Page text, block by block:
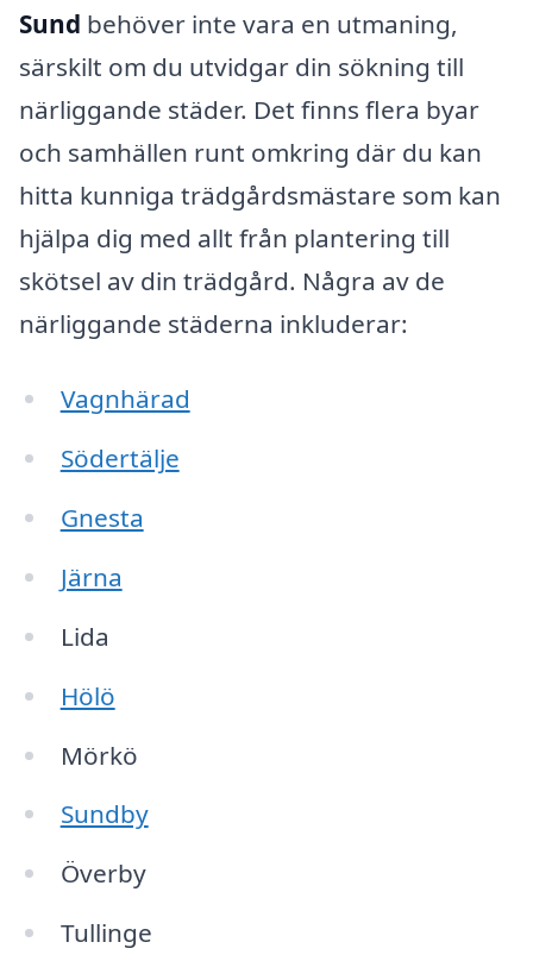
Sund behöver inte vara en utmaning,
särskilt om du utvidgar din sökning till
närliggande städer. Det finns flera byar
och samhällen runt omkring där du kan
hitta kunniga trädgårdsmästare som kan
hjälpa dig med allt från plantering till
skötsel av din trädgård. Några av de
närliggande städerna inkluderar:
Vagnhärad
Södertälje
Gnesta
Järna
Lida
Hölö
Mörkö
Sundby
Överby
Tullinge